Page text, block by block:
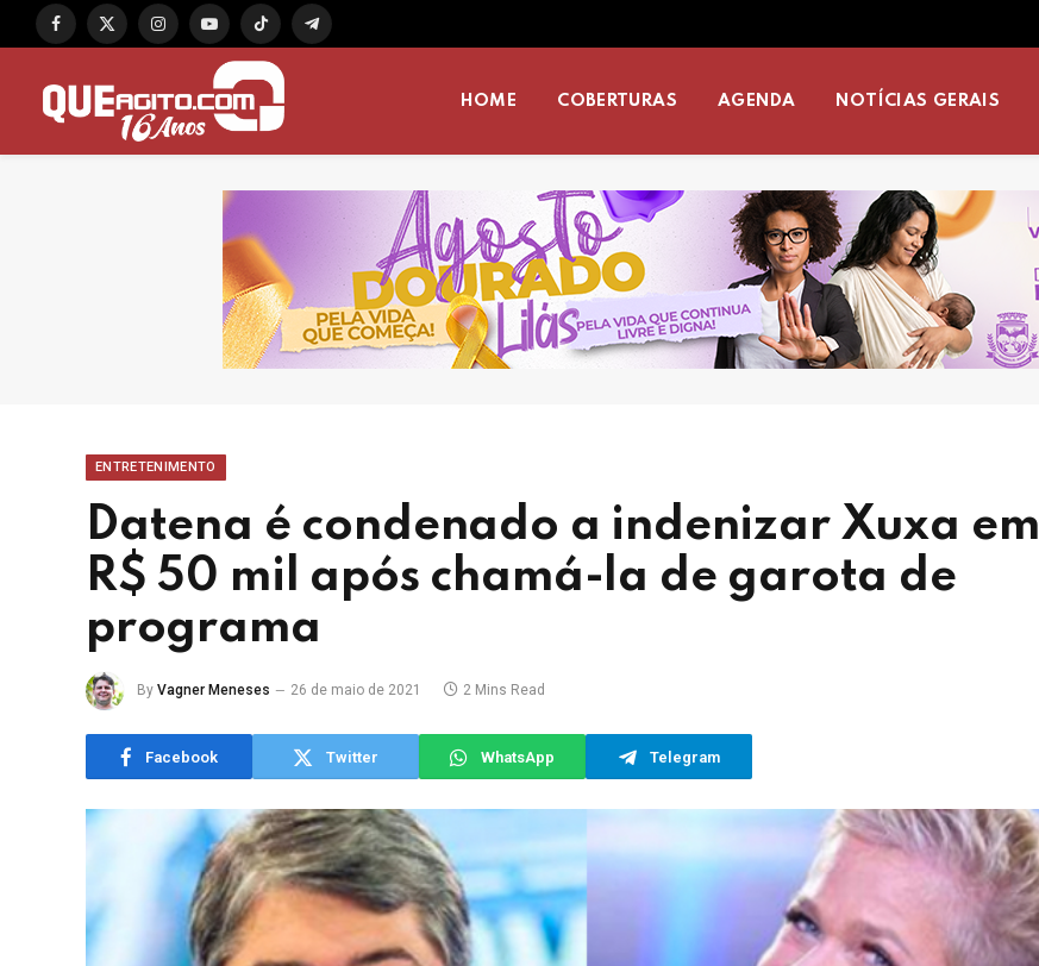
Facebook
X
InstagramYouTubeTikTok Telegram
HOME COBERTURAS AGENDA NOTÍCIAS GERAIS
ENTRETENIMENTO
Datena é condenado a indenizar Xuxa em
R$ 50 mil após chamá-la de garota de
programa
By Vagner Meneses 26 de maio de 2021 2 Mins Read
Facebook Twitter WhatsApp Telegram